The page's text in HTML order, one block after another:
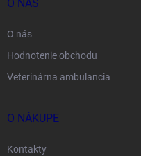
O NÁS
O nás
Hodnotenie obchodu
Veterinárna ambulancia
O NÁKUPE
Kontakty